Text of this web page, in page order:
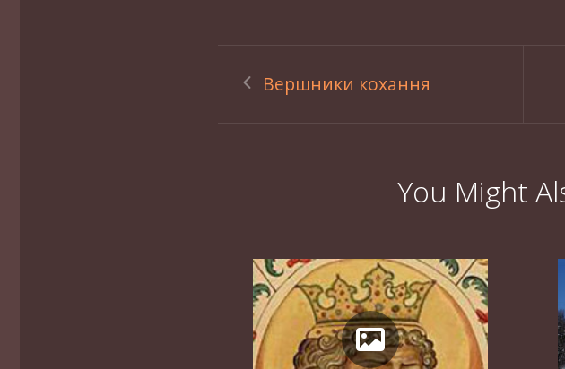
Вершники кохання
You Might